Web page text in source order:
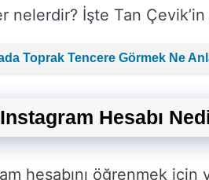
nelerdir? İşte Tan
Toprak Tencere Görmek Ne
Hesabı
hesabını öğrenmek